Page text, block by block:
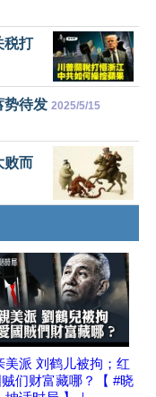
税打
势待发 2025/5/15
败而
美派 刘鹤儿被拘；红
们财富藏哪？【 #晓